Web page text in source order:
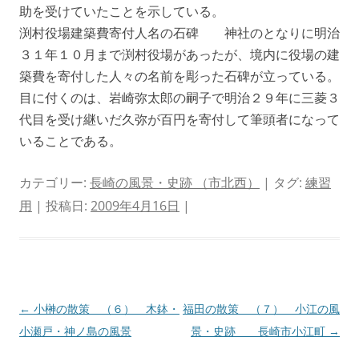
助を受けていたことを示している。
渕村役場建築費寄付人名の石碑 神社のとなりに明治
３１年１０月まで渕村役場があったが、境内に役場の建
築費を寄付した人々の名前を彫った石碑が立っている。
目に付くのは、岩崎弥太郎の嗣子で明治２９年に三菱３
代目を受け継いだ久弥が百円を寄付して筆頭者になって
いることである。
カテゴリー: 長崎の風景・史跡 （市北西） | タグ: 練習
用 | 投稿日: 2009年4月16日 |
投
稿
← 小榊の散策 （６） 木鉢・
小瀬戸・神ノ島の風景
福田の散策 （７） 小江の風
景・史跡 長崎市小江町 →